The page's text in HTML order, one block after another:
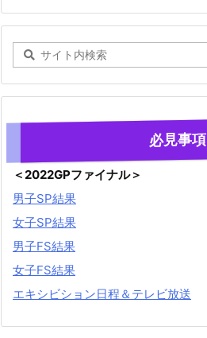
必見事項
＜2022GPファイナル＞
男子SP結果
女子SP結果
男子FS結果
女子FS結果
エキシビション日程＆テレビ放送